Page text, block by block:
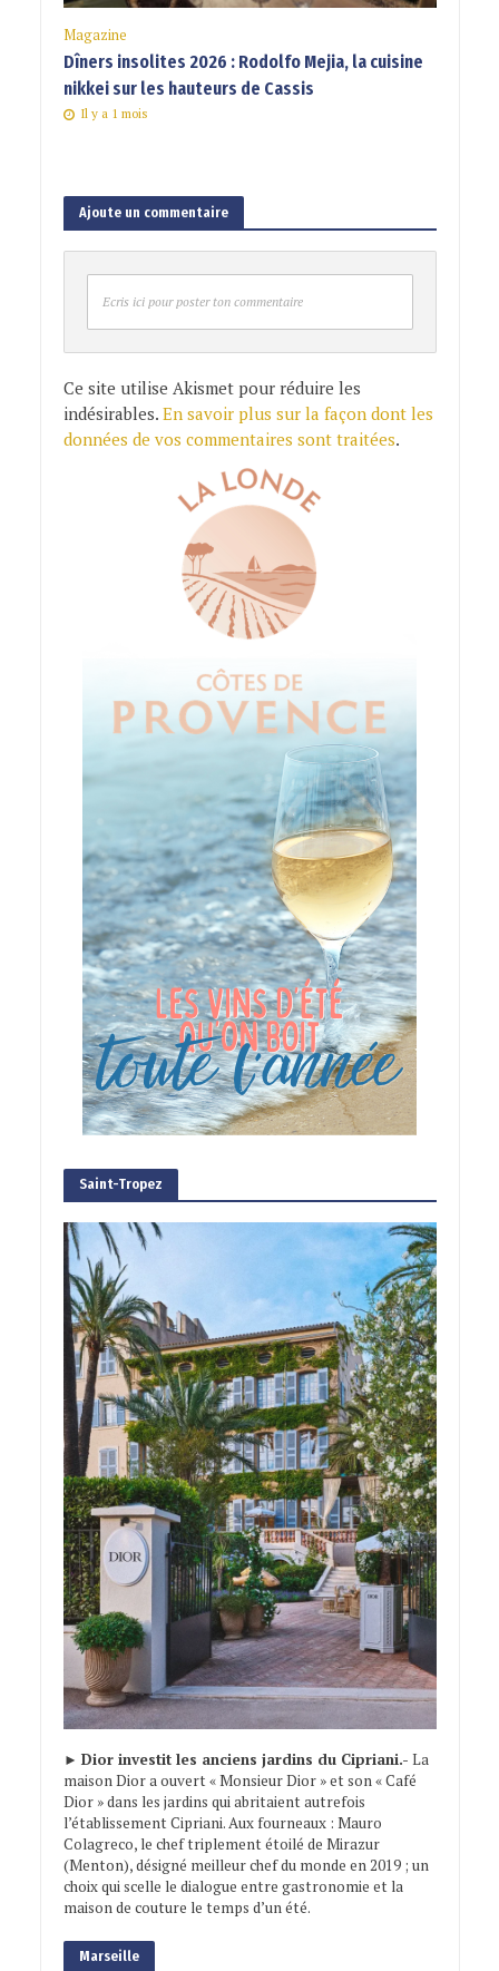
Magazine
Dîners insolites 2026 : Rodolfo Mejia, la cuisine
nikkei sur les hauteurs de Cassis
Il y a 1 mois
Ajoute un commentaire
Ecris ici pour poster ton commentaire
Ce site utilise Akismet pour réduire les
indésirables. En savoir plus sur la façon dont les
données de vos commentaires sont traitées.
Saint-Tropez
► Dior investit les anciens jardins du Cipriani.- La
maison Dior a ouvert « Monsieur Dior » et son « Café
Dior » dans les jardins qui abritaient autrefois
l’établissement Cipriani. Aux fourneaux : Mauro
Colagreco, le chef triplement étoilé de Mirazur
(Menton), désigné meilleur chef du monde en 2019 ; un
choix qui scelle le dialogue entre gastronomie et la
maison de couture le temps d’un été.
Marseille